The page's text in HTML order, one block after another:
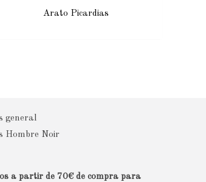
Arato Picardias
general
Hombre Noir
a partir de 70€ de compra para